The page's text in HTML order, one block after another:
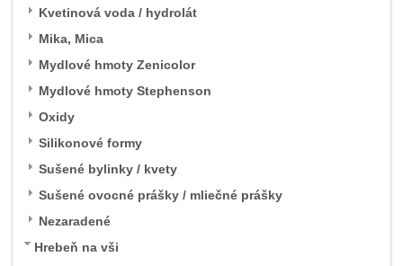
Kvetinová voda / hydrolát
Mika, Mica
Mydlové hmoty Zenicolor
Mydlové hmoty Stephenson
Oxidy
Silikonové formy
Sušené bylinky / kvety
Sušené ovocné prášky / mliečné prášky
Nezaradené
Hrebeň na vši